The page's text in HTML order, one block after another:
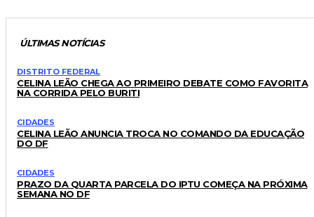
ÚLTIMAS NOTÍCIAS
DISTRITO FEDERAL
CELINA LEÃO CHEGA AO PRIMEIRO DEBATE COMO FAVORITA
NA CORRIDA PELO BURITI
CIDADES
CELINA LEÃO ANUNCIA TROCA NO COMANDO DA EDUCAÇÃO
DO DF
CIDADES
PRAZO DA QUARTA PARCELA DO IPTU COMEÇA NA PRÓXIMA
SEMANA NO DF